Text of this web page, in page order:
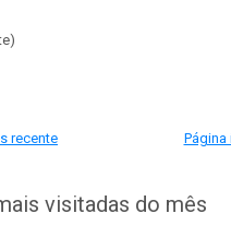
recente Página
visitadas do mês